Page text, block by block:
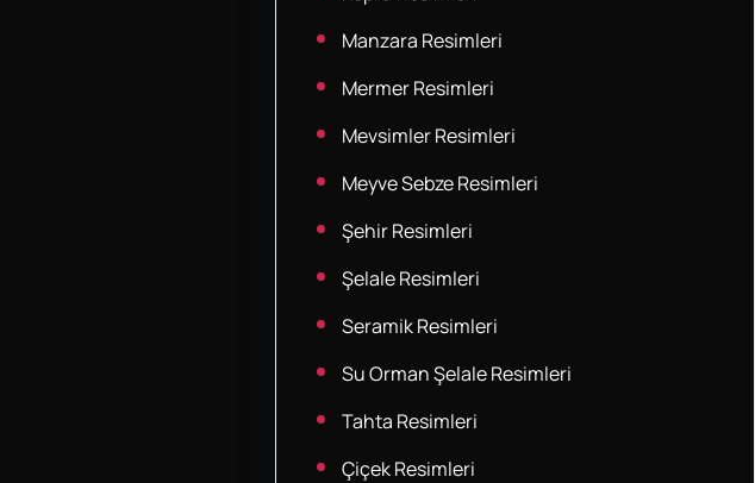
Manzara Resimleri
Mermer Resimleri
Mevsimler Resimleri
Meyve Sebze Resimleri
Şehir Resimleri
Şelale Resimleri
Seramik Resimleri
Su Orman Şelale Resimleri
Tahta Resimleri
Çiçek Resimleri